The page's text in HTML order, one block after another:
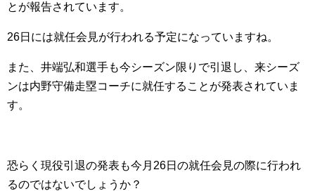
とが報告されています。
26日には就任会見が行われる予定になっていますね。
また、井端弘和選手も今シーズン限りで引退し、来シーズ
ンは内野守備走塁コーチに就任することが発表されていま
す。
恐らく現役引退の発表も今月26日の就任会見の際に行われ
るのではないでしょうか？